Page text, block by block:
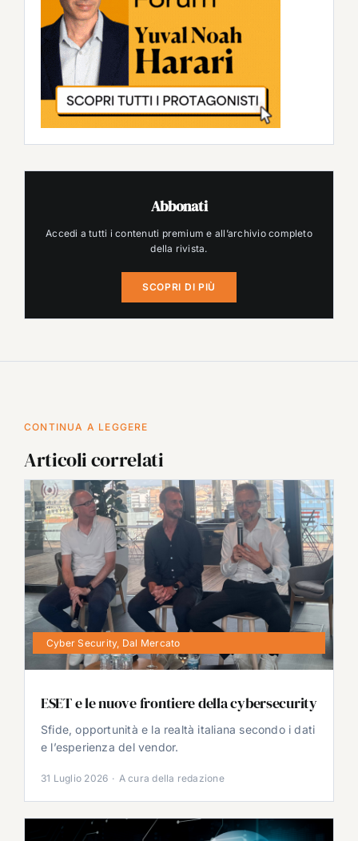
Abbonati
Accedi a tutti i contenuti premium e all’archivio completo
della rivista.
SCOPRI DI PIÙ
CONTINUA A LEGGERE
Articoli correlati
Cyber Security, Dal Mercato
ESET e le nuove frontiere della cybersecurity
Sfide, opportunità e la realtà italiana secondo i dati
e l’esperienza del vendor.
31 Luglio 2026 · A cura della redazione